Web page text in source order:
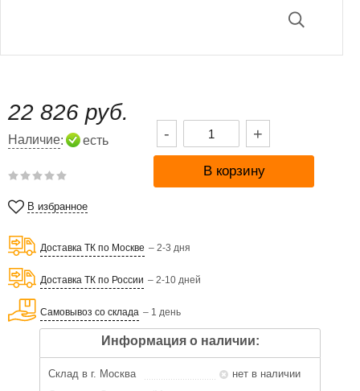
22 826 руб.
Наличие: есть
В избранное
- +
Доставка ТК по Москве – 2-3 дня
Доставка ТК по России – 2-10 дней
Самовывоз со склада – 1 день
Информация о наличии:
Склад в г. Москва
нет в наличии